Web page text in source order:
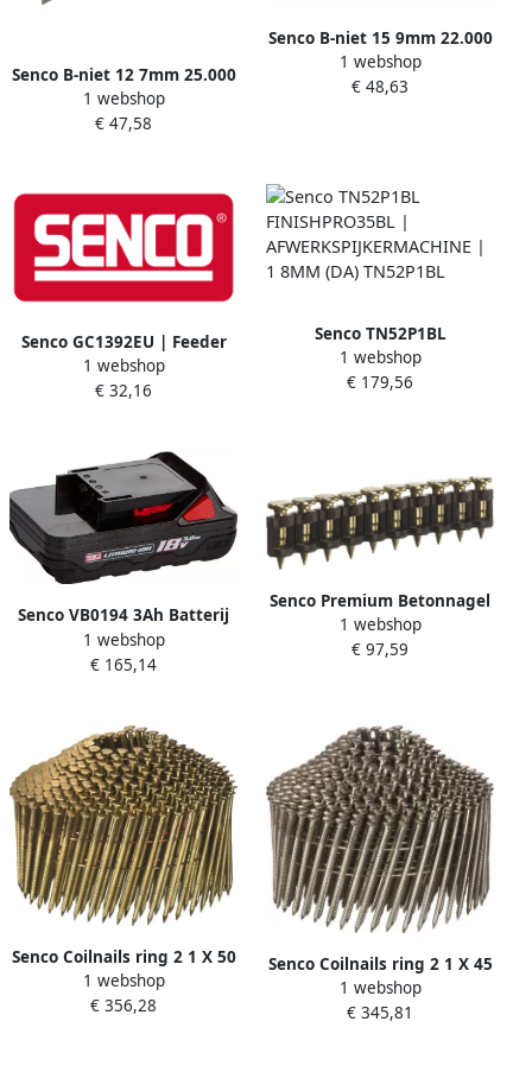
Senco B-niet 12 7mm 25.000
stuks gegalvaniseerd |
B08BAAP
1 webshop
€ 47,58
Senco B-niet 15 9mm 22.000
stuks gegalvaniseerd |
B10BAAP
1 webshop
€ 48,63
Senco GC1392EU | Feeder
shoe AT GC1392EU
1 webshop
€ 32,16
Senco TN52P1BL
FINISHPRO35BL |
AFWERKSPIJKERMACHINE |
1 webshop
€ 179,56
Senco VB0194 3Ah Batterij
Fusion Duraspin | 18V | 3
0Ah | Li-ion VB0194
1 webshop
€ 165,14
Senco Premium Betonnagel
19 mm Gegalvaniseerd
SCP3019P
1 webshop
€ 97,59
Senco Coilnails ring 2 1 X 50
mm Gegalvaniseerd te
draad SE21AABV
1 webshop
€ 356,28
Senco Coilnails ring 2 1 X 45
mm Roestvast staal bolkop
plastic SS19AGBC
1 webshop
€ 345,81